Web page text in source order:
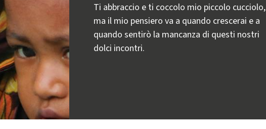
Ti abbraccio e ti coccolo mio piccolo cucciolo,
ma il mio pensiero va a quando crescerai e a
quando sentirò la mancanza di questi nostri
dolci incontri.